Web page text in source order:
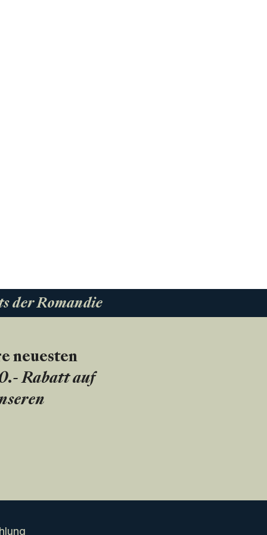
der Romandie
neuesten
Rabatt auf